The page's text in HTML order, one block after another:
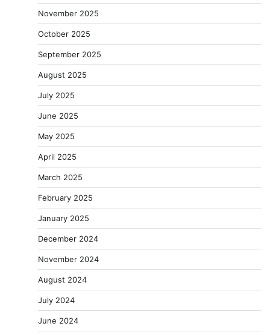
November 2025
October 2025
September 2025
August 2025
July 2025
June 2025
May 2025
April 2025
March 2025
February 2025
January 2025
December 2024
November 2024
August 2024
July 2024
June 2024